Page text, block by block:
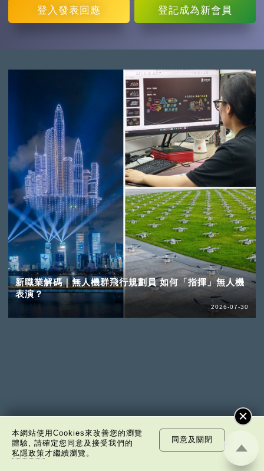
登入 發表回應 登記成為新會員
新職業解碼｜無人機群飛行規劃員 如何「指揮」無人機
表演？
2026-07-30
本網站使用Cookies來改善您的瀏覽
體驗, 請確定您同意及接受我們的
私隱政策才繼續瀏覽。
同意及關閉